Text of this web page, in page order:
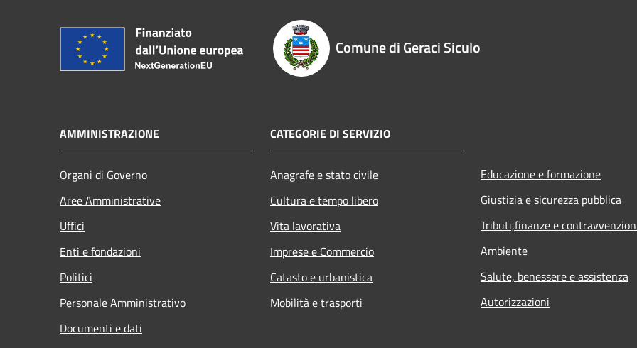
Comune di Geraci Siculo
AMMINISTRAZIONE
Organi di Governo
Aree Amministrative
Uffici
Enti e fondazioni
Politici
Personale Amministrativo
Documenti e dati
CATEGORIE DI SERVIZIO
Anagrafe e stato civile
Cultura e tempo libero
Vita lavorativa
Imprese e Commercio
Catasto e urbanistica
Mobilità e trasporti
Educazione e formazione
Giustizia e sicurezza pubblica
Tributi,finanze e
Ambiente
Salute, benessere e assistenza
Autorizzazioni